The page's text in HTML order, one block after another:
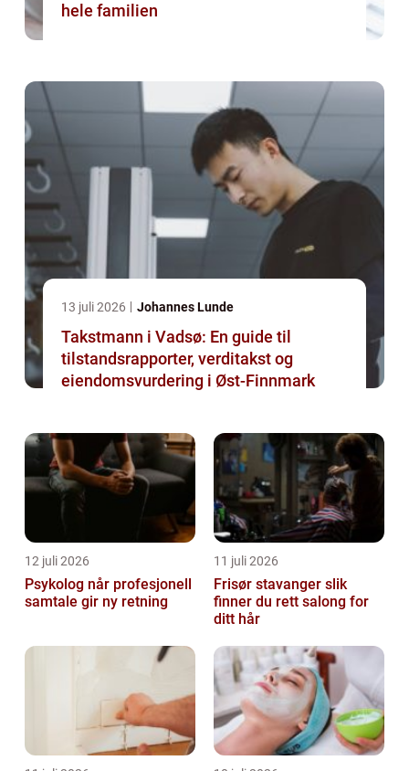
hele familien
13 juli 2026 Johannes Lunde
Takstmann i Vadsø: En guide til
tilstandsrapporter, verditakst og
eiendomsvurdering i Øst-Finnmark
12 juli 2026
Psykolog når profesjonell
samtale gir ny retning
11 juli 2026
Frisør stavanger slik
finner du rett salong for
ditt hår